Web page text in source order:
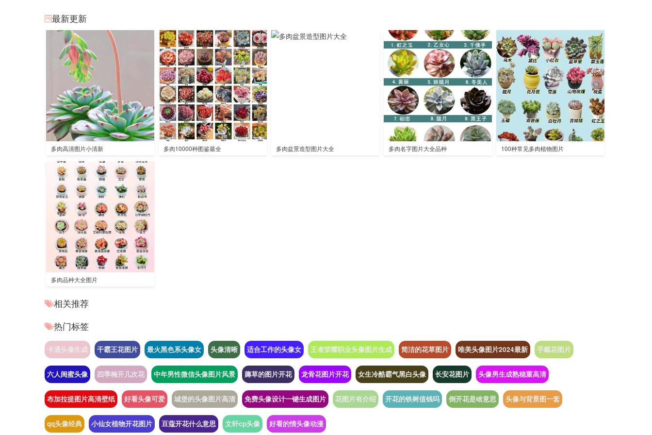
最新更新
多肉高清图片小清新 多肉10000种图鉴最全 多肉盆景造型图片大全 多肉名字图片大全品种 100种常见多肉植物图片
多肉品种大全图片
相关推荐
热门标签
卡通头像生成 干霸王花图片 最火黑色系头像女 头像清晰 适合工作的头像女 王者荣耀职业头像图片生成 简洁的花草图片 唯美头像图片2024最新 手戴花图片
六人闺蜜头像 四季梅开几次花 中年男性微信头像图片风景 薅草的图片开花 龙骨花图片开花 女生冷酷霸气黑白头像 长安花图片 头像男生成熟稳重高清
布加拉提图片高清壁纸 好看头像可爱 城堡的头像图片高清 免费头像设计一键生成图片 花图片有介绍 开花的铁树值钱吗 倒开花是啥意思 头像与背景图一套
qq头像经典 小仙女植物开花图片 豆蔻开花什么意思 文轩cp头像 好看的情头像动漫